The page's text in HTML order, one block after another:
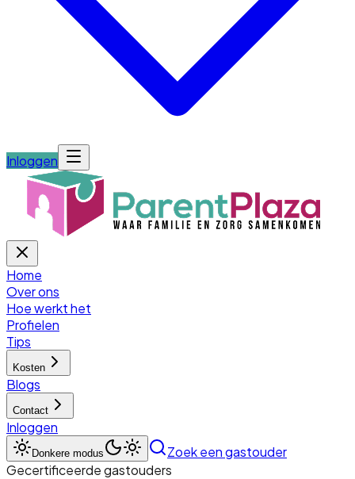
Inloggen
Home
Over ons
Hoe werkt het
Profielen
Tips
Kosten
Blogs
Contact
Inloggen
Donkere modus
Zoek een gastouder
Gecertificeerde gastouders